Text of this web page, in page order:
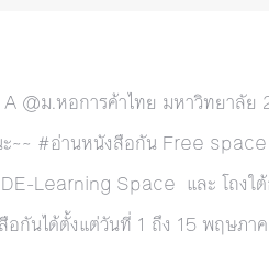
@ม.หอการค้าไทย มหาวิทยาลัย
~~ #อ่านหนังสือกัน Free
Learning Space และ โถงใต้
อกันได้ตั้งแต่วันที่ 1 ถึง 15 พฤษภ